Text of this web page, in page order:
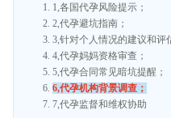
1,各国代孕风险提示；
2,代孕避坑指南；
3,针对个人情况的建议和评
4,代孕妈妈资格审查；
5,代孕合同常见暗坑提醒；
6,代孕机构背景调查；
7,代孕监督和维权协助